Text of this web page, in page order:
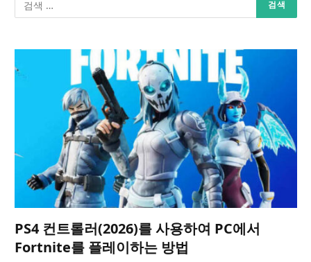
PS4 컨트롤러(2026)를 사용하여 PC에서
Fortnite를 플레이하는 방법